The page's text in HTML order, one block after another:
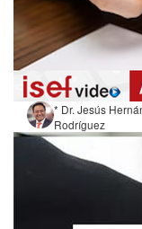
* Dr. Jesús
Rodríguez